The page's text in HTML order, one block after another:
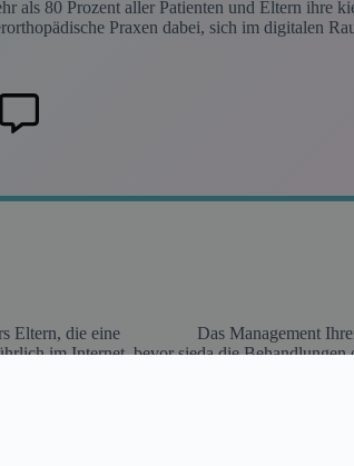
als 80 Prozent aller Patienten und Eltern
Praxen dabei, sich im digitalen
Eltern, die eine
im Internet, bevor sie
Das Management
da die Behandlungen